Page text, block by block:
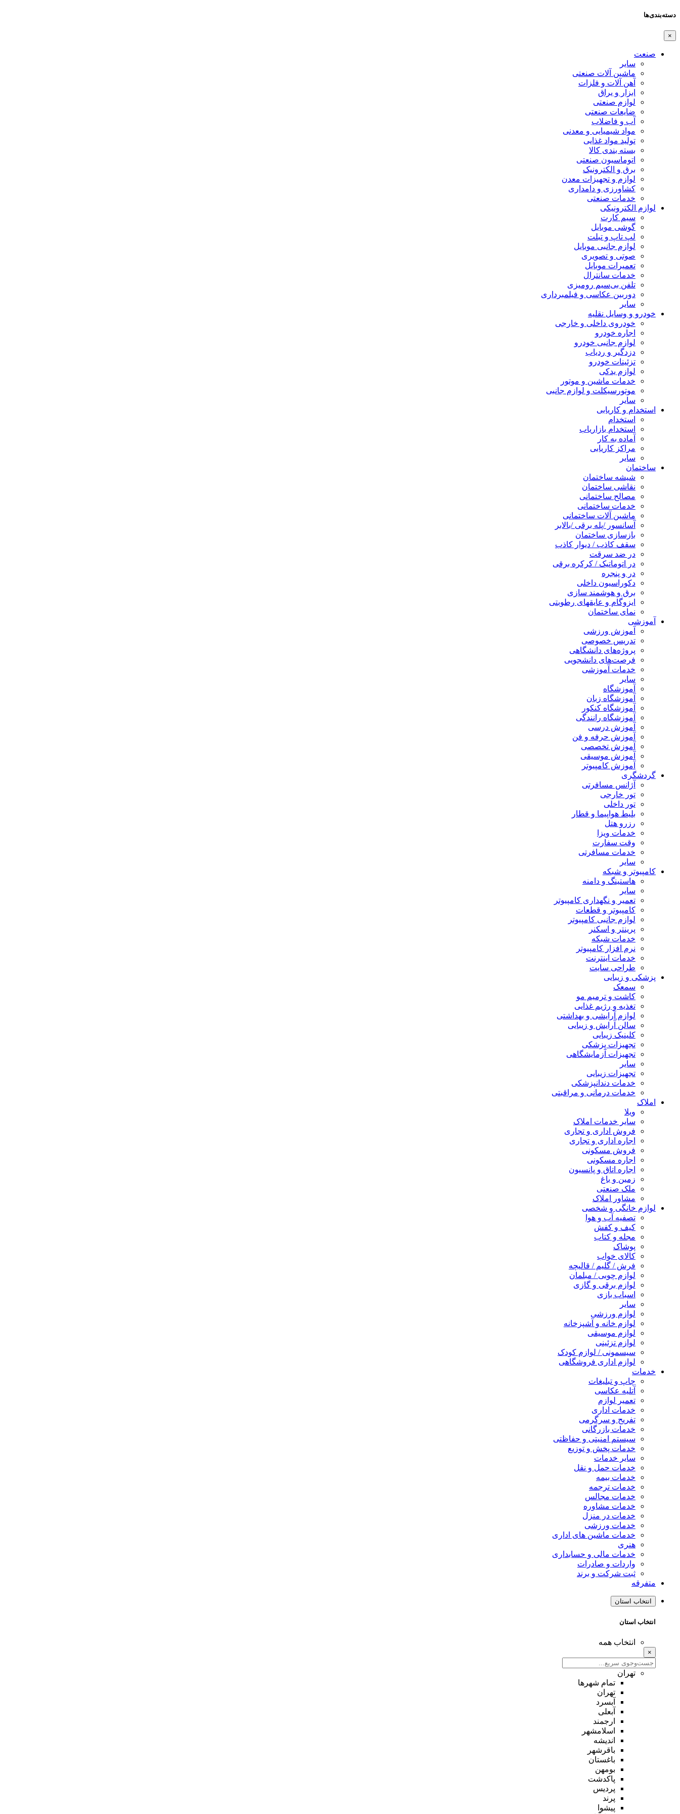
دسته‌بندی‌ها
×
صنعت
سایر
ماشین آلات صنعتی
آهن آلات و فلزات
ابزار و یراق
لوازم صنعتی
ضایعات صنعتی
آب و فاضلاب
مواد شیمیایی و معدنی
تولید مواد غذایی
بسته بندی کالا
اتوماسیون صنعتی
برق و الکترونیک
لوازم و تجهیزات معدن
کشاورزی و دامداری
خدمات صنعتی
لوازم الکترونیکی
سیم کارت
گوشی موبایل
لپ تاپ و تبلت
لوازم جانبی موبایل
صوتی و تصویری
تعمیرات موبایل
خدمات سانترال
تلفن بی‌سیم رومیزی
دوربین عکاسی و فیلمبرداری
سایر
خودرو و وسایل نقلیه
خودروی داخلی و خارجی
اجاره خودرو
لوازم جانبی خودرو
دزدگیر و ردیاب
تزئینات خودرو
لوازم یدکی
خدمات ماشین و موتور
موتورسیکلت و لوازم جانبی
سایر
استخدام و کاریابی
استخدام
استخدام بازاریاب
آماده به کار
مراکز کاریابی
سایر
ساختمان
شیشه ساختمان
نقاشی ساختمان
مصالح ساختمانی
خدمات ساختمانی
ماشین آلات ساختمانی
آسانسور /پله برقی /بالابر
بازسازی ساختمان
سقف کاذب / دیوار کاذب
در ضد سرقت
در اتوماتیک / کرکره برقی
در و پنجره
دکوراسیون داخلی
برق و هوشمند سازی
ایزوگام و عایقهای رطوبتی
نمای ساختمان
آموزشی
آموزش ورزشی
تدریس خصوصی
پروژه‌های دانشگاهی
فرصت‌های دانشجویی
خدمات آموزشی
سایر
آموزشگاه
آموزشگاه زبان
آموزشگاه کنکور
آموزشگاه رانندگی
آموزش درسی
آموزش حرفه و فن
آموزش تخصصی
آموزش موسیقی
آموزش کامپیوتر
گردشگری
آژانس مسافرتی
تور خارجی
تور داخلی
بلیط هواپیما و قطار
رزرو هتل
خدمات ویزا
وقت سفارت
خدمات مسافرتی
سایر
کامپیوتر و شبکه
هاستینگ و دامنه
سایر
تعمیر و نگهداری کامپیوتر
کامپیوتر و قطعات
لوازم جانبی کامپیوتر
پرینتر و اسکنر
خدمات شبکه
نرم افزار کامپیوتر
خدمات اینترنت
طراحی سایت
پزشکی و زیبایی
سمعک
کاشت و ترمیم مو
تغذیه و رژیم غذایی
لوازم آرایشی و بهداشتی
سالن آرایش و زیبایی
کلینیک زیبایی
تجهیزات پزشکی
تجهیزات آزمایشگاهی
سایر
تجهیزات زیبایی
خدمات دندانپزشکی
خدمات درمانی و مراقبتی
املاک
ویلا
سایر خدمات املاک
فروش اداری و تجاری
اجاره اداری و تجاری
فروش مسکونی
اجاره مسکونی
اجاره اتاق و پانسیون
زمین و باغ
ملک صنعتی
مشاور املاک
لوازم خانگی و شخصی
تصفیه آب و هوا
کیف و کفش
مجله و کتاب
پوشاک
کالای خواب
فرش / گلیم / قالیچه
لوازم چوبی / مبلمان
لوازم برقی و گازی
اسباب بازی
سایر
لوازم ورزشی
لوازم خانه و آشپزخانه
لوازم موسیقی
لوازم تزئینی
سیسمونی / لوازم کودک
لوازم اداری فروشگاهی
خدمات
چاپ و تبلیغات
آتلیه عکاسی
تعمیر لوازم
خدمات اداری
تفریح و سرگرمی
خدمات بازرگانی
سیستم امنیتی و حفاظتی
خدمات پخش و توزیع
سایر خدمات
خدمات حمل و نقل
خدمات بیمه
خدمات ترجمه
خدمات مجالس
خدمات مشاوره
خدمات در منزل
خدمات ورزشی
خدمات ماشین های اداری
هنری
خدمات مالی و حسابداری
واردات و صادرات
ثبت شرکت و برند
متفرقه
انتخاب استان
انتخاب استان
انتخاب همه
×
تهران
تمام شهر‌ها
تهران
آبسرد
آبعلی
ارجمند
اسلامشهر
اندیشه
باقرشهر
باغستان
بومهن
پاکدشت
پردیس
پرند
پیشوا